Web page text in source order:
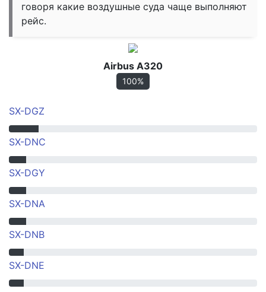
говоря какие воздушные суда чаще выполняют
рейс.
Airbus A320
100%
SX-DGZ
SX-DNC
SX-DGY
SX-DNA
SX-DNB
SX-DNE